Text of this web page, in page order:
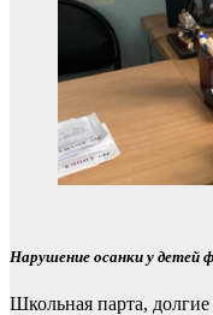
Нарушение осанки у детей
Школьная парта,